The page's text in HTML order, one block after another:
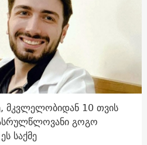
მკვლელობიდან 10 თვის
გოგო
საქმე